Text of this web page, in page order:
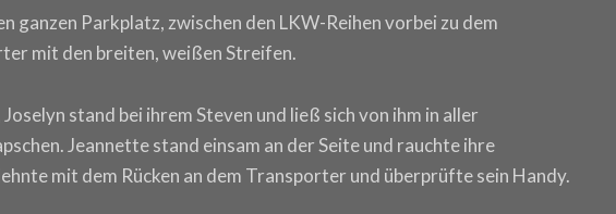
ganzen Parkplatz, zwischen den LKW-Reihen vorbei zu dem
mit den breiten, weißen Streifen.
stand bei ihrem Steven und ließ sich von ihm in aller
Jeannette stand einsam an der Seite und rauchte ihre
mit dem Rücken an dem Transporter und überprüfte sein Handy.